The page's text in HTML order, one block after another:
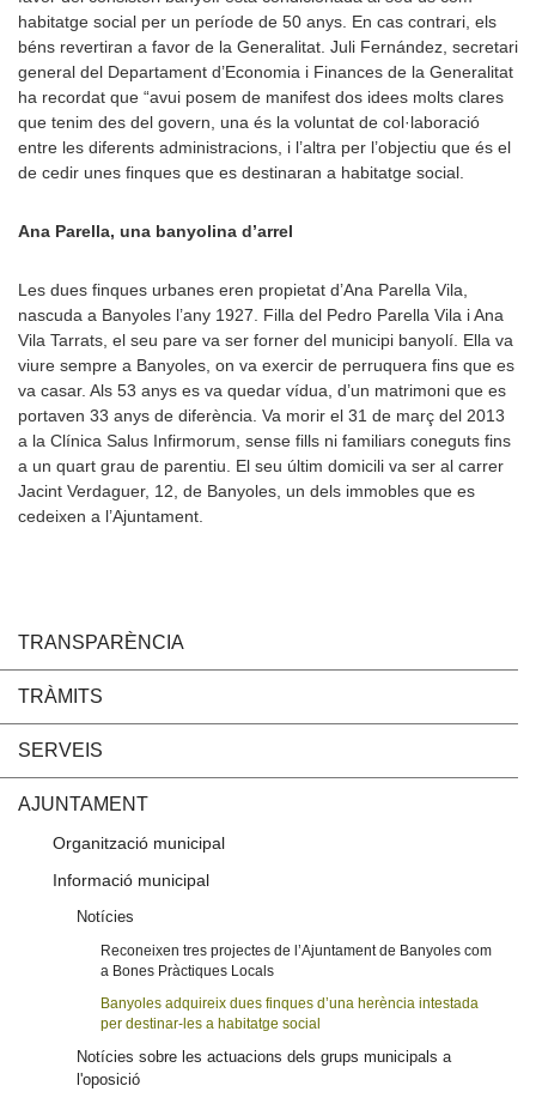
habitatge social per un període de 50 anys. En cas contrari, els
béns revertiran a favor de la Generalitat. Juli Fernández, secretari
general del Departament d’Economia i Finances de la Generalitat
ha recordat que “avui posem de manifest dos idees molts clares
que tenim des del govern, una és la voluntat de col·laboració
entre les diferents administracions, i l’altra per l’objectiu que és el
de cedir unes finques que es destinaran a habitatge social.
Ana Parella, una banyolina d’arrel
Les dues finques urbanes eren propietat d’Ana Parella Vila,
nascuda a Banyoles l’any 1927. Filla del Pedro Parella Vila i Ana
Vila Tarrats, el seu pare va ser forner del municipi banyolí. Ella va
viure sempre a Banyoles, on va exercir de perruquera fins que es
va casar. Als 53 anys es va quedar vídua, d’un matrimoni que es
portaven 33 anys de diferència. Va morir el 31 de març del 2013
a la Clínica Salus Infirmorum, sense fills ni familiars coneguts fins
a un quart grau de parentiu. El seu últim domicili va ser al carrer
Jacint Verdaguer, 12, de Banyoles, un dels immobles que es
cedeixen a l’Ajuntament.
TRANSPARÈNCIA
TRÀMITS
SERVEIS
AJUNTAMENT
Organització municipal
Informació municipal
Notícies
Reconeixen tres projectes de l’Ajuntament de Banyoles com
a Bones Pràctiques Locals
Banyoles adquireix dues finques d’una herència intestada
per destinar-les a habitatge social
Notícies sobre les actuacions dels grups municipals a
l'oposició